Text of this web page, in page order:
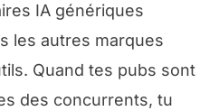
IA génériques
les autres marques
Quand tes pubs sont
des concurrents, tu